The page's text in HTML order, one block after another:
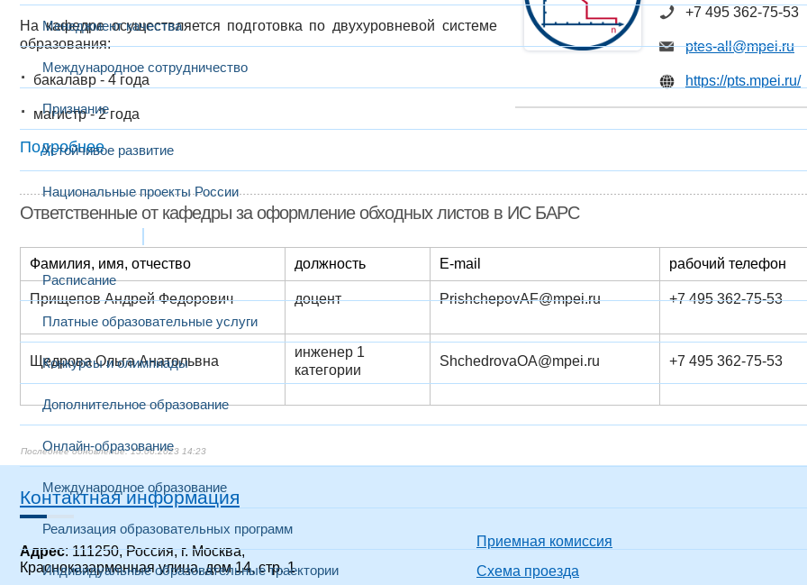
Менеджмент качества
Международное сотрудничество
Признание
Устойчивое развитие
Национальные проекты России
Расписание
Платные образовательные услуги
Конкурсы и олимпиады
Дополнительное образование
Онлайн-образование
Международное образование
Реализация образовательных программ
Индивидуальные образовательные траектории
+7 495 362-75-53
ptes-all@mpei.ru
https://pts.mpei.ru/
На кафедре осуществляется подготовка по двухуровневой системе
образования:
бакалавр - 4 года
магистр - 2 года
Подробнее
Ответственные от кафедры за оформление обходных листов в ИС БАРС
Фамилия, имя, отчество должность E-mail рабочий телефон
Прищепов Андрей Федорович доцент Pris​​hchepovAF@mpei.ru +7 495 362-75-53
Щедрова Ольга Анатольвна
инженер 1
категории
ShchedrovaOA@mpei.ru +7 495 362-75-53
15.06.2023 14:23
Контактная информация
Адрес: 111250, Россия, г. Москва,
Красноказарменная улица, дом 14, стр. 1
Приемная комиссия
Схема проезда